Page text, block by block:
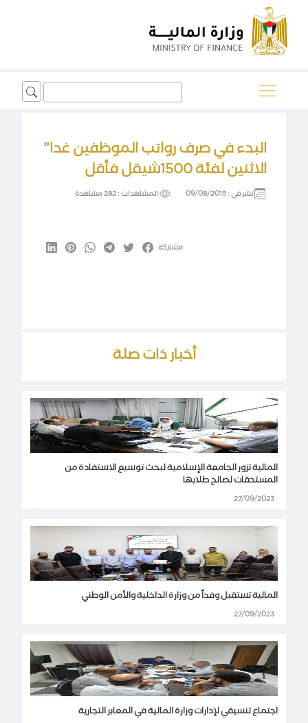
Search
for:
البدء في صرف رواتب الموظفين غدا”
الاثنين لفئة 1500شيقل فأقل
نشر في :09/08/2015 المشاهدات :282 مشاهدة
مشاركة
أخبار ذات صلة
المالية تزور الجامعة الإسلامية لبحث توسيع الاستفادة من
المستحقات لصالح طلابها
27/09/2023
المالية تستقبل وفداً من وزارة الداخلية والأمن الوطني
27/09/2023
اجتماع تنسيقي لإدارات وزارة المالية في المعابر التجارية